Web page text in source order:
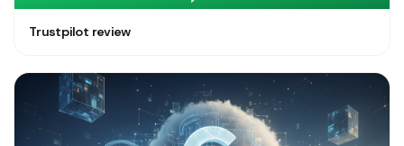
Trustpilot review